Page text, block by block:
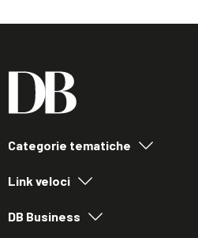
Categorie tematiche
Link veloci
DB Business